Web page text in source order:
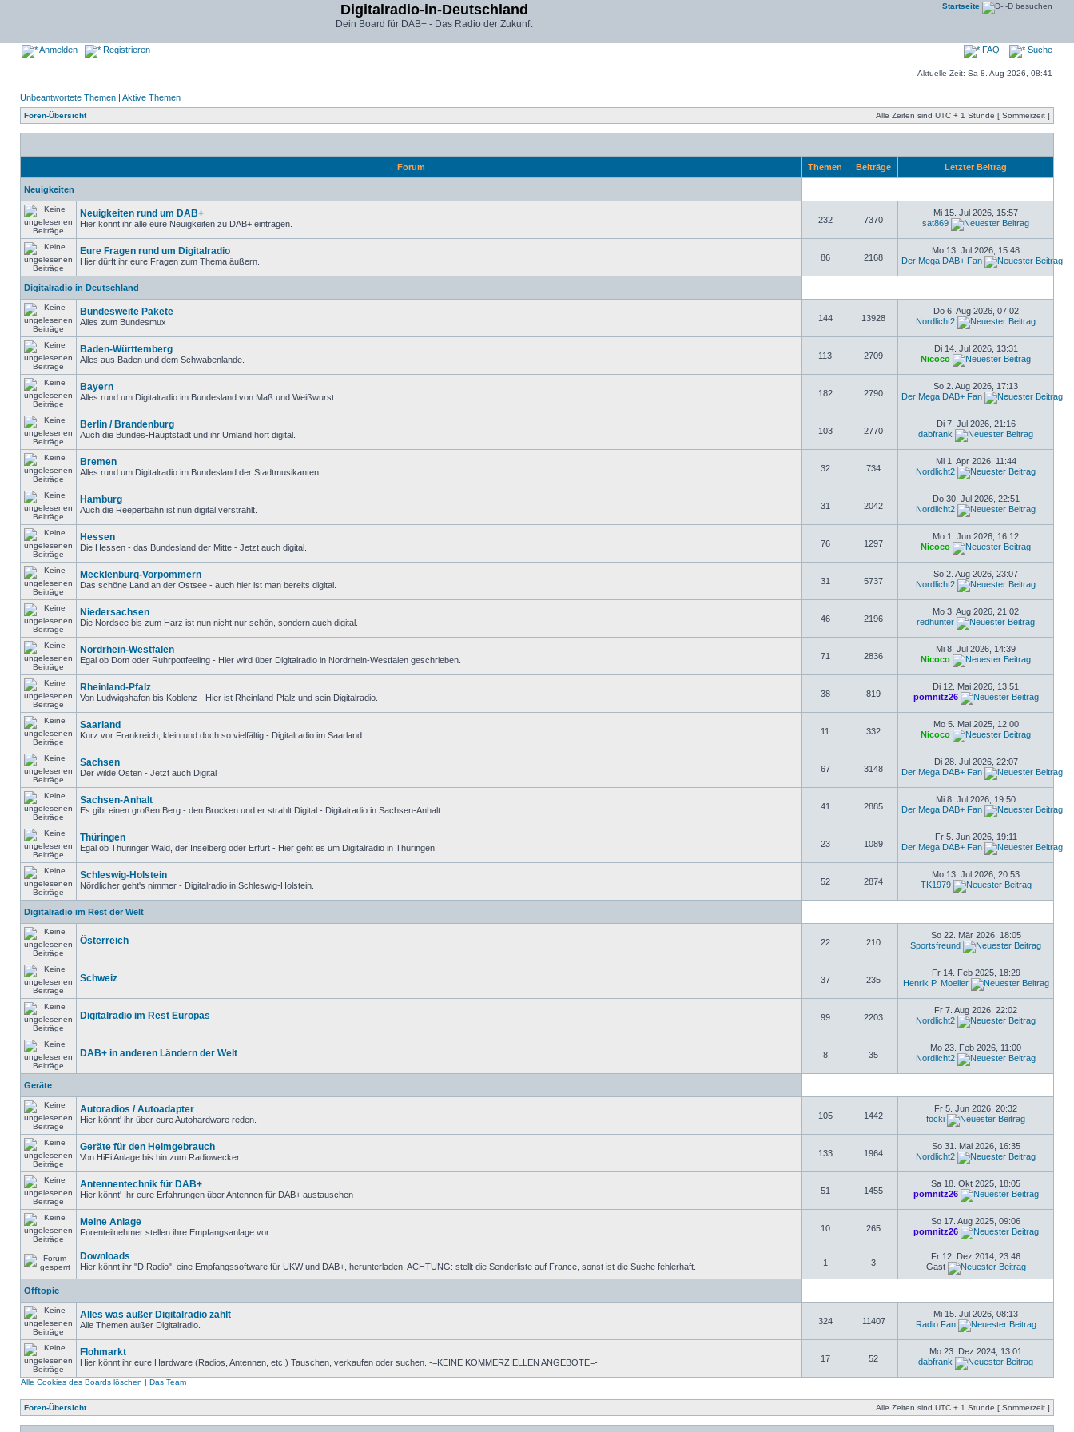
Digitalradio-in-Deutschland
Dein Board für DAB+ - Das Radio der Zukunft
Startseite
Anmelden Registrieren FAQ Suche
Aktuelle Zeit: Sa 8. Aug 2026, 08:41
Unbeantwortete Themen | Aktive Themen
Foren-Übersicht Alle Zeiten sind UTC + 1 Stunde [ Sommerzeit ]
Forum Themen Beiträge Letzter Beitrag
Neuigkeiten
Neuigkeiten rund um DAB+
Hier könnt ihr alle eure Neuigkeiten zu DAB+ eintragen. 232 7370
Mi 15. Jul 2026, 15:57
sat869
Eure Fragen rund um Digitalradio
Hier dürft ihr eure Fragen zum Thema äußern. 86 2168
Mo 13. Jul 2026, 15:48
Der Mega DAB+ Fan
Digitalradio in Deutschland
Bundesweite Pakete
Alles zum Bundesmux 144 13928
Do 6. Aug 2026, 07:02
Nordlicht2
Baden-Württemberg
Alles aus Baden und dem Schwabenlande. 113 2709
Di 14. Jul 2026, 13:31
Nicoco
Bayern
Alles rund um Digitalradio im Bundesland von Maß und Weißwurst 182 2790
So 2. Aug 2026, 17:13
Der Mega DAB+ Fan
Berlin / Brandenburg
Auch die Bundes-Hauptstadt und ihr Umland hört digital. 103 2770
Di 7. Jul 2026, 21:16
dabfrank
Bremen
Alles rund um Digitalradio im Bundesland der Stadtmusikanten. 32 734
Mi 1. Apr 2026, 11:44
Nordlicht2
Hamburg
Auch die Reeperbahn ist nun digital verstrahlt. 31 2042
Do 30. Jul 2026, 22:51
Nordlicht2
Hessen
Die Hessen - das Bundesland der Mitte - Jetzt auch digital. 76 1297
Mo 1. Jun 2026, 16:12
Nicoco
Mecklenburg-Vorpommern
Das schöne Land an der Ostsee - auch hier ist man bereits digital. 31 5737
So 2. Aug 2026, 23:07
Nordlicht2
Niedersachsen
Die Nordsee bis zum Harz ist nun nicht nur schön, sondern auch digital. 46 2196
Mo 3. Aug 2026, 21:02
redhunter
Nordrhein-Westfalen
Egal ob Dom oder Ruhrpottfeeling - Hier wird über Digitalradio in Nordrhein-Westfalen geschrieben. 71 2836
Mi 8. Jul 2026, 14:39
Nicoco
Rheinland-Pfalz
Von Ludwigshafen bis Koblenz - Hier ist Rheinland-Pfalz und sein Digitalradio. 38 819
Di 12. Mai 2026, 13:51
pomnitz26
Saarland
Kurz vor Frankreich, klein und doch so vielfältig - Digitalradio im Saarland. 11 332
Mo 5. Mai 2025, 12:00
Nicoco
Sachsen
Der wilde Osten - Jetzt auch Digital 67 3148
Di 28. Jul 2026, 22:07
Der Mega DAB+ Fan
Sachsen-Anhalt
Es gibt einen großen Berg - den Brocken und er strahlt Digital - Digitalradio in Sachsen-Anhalt. 41 2885
Mi 8. Jul 2026, 19:50
Der Mega DAB+ Fan
Thüringen
Egal ob Thüringer Wald, der Inselberg oder Erfurt - Hier geht es um Digitalradio in Thüringen. 23 1089
Fr 5. Jun 2026, 19:11
Der Mega DAB+ Fan
Schleswig-Holstein
Nördlicher geht's nimmer - Digitalradio in Schleswig-Holstein. 52 2874
Mo 13. Jul 2026, 20:53
TK1979
Digitalradio im Rest der Welt
Österreich 22 210
So 22. Mär 2026, 18:05
Sportsfreund
Schweiz 37 235
Fr 14. Feb 2025, 18:29
Henrik P. Moeller
Digitalradio im Rest Europas 99 2203
Fr 7. Aug 2026, 22:02
Nordlicht2
DAB+ in anderen Ländern der Welt 8 35
Mo 23. Feb 2026, 11:00
Nordlicht2
Geräte
Autoradios / Autoadapter
Hier könnt' ihr über eure Autohardware reden. 105 1442
Fr 5. Jun 2026, 20:32
focki
Geräte für den Heimgebrauch
Von HiFi Anlage bis hin zum Radiowecker 133 1964
So 31. Mai 2026, 16:35
Nordlicht2
Antennentechnik für DAB+
Hier könnt' Ihr eure Erfahrungen über Antennen für DAB+ austauschen 51 1455
Sa 18. Okt 2025, 18:05
pomnitz26
Meine Anlage
Forenteilnehmer stellen ihre Empfangsanlage vor 10 265
So 17. Aug 2025, 09:06
pomnitz26
Downloads
Hier könnt ihr "D Radio", eine Empfangssoftware für UKW und DAB+, herunterladen. ACHTUNG: stellt die Senderliste auf France, sonst ist die Suche fehlerhaft. 1 3
Fr 12. Dez 2014, 23:46
Gast
Offtopic
Alles was außer Digitalradio zählt
Alle Themen außer Digitalradio. 324 11407
Mi 15. Jul 2026, 08:13
Radio Fan
Flohmarkt
Hier könnt ihr eure Hardware (Radios, Antennen, etc.) Tauschen, verkaufen oder suchen. -=KEINE KOMMERZIELLEN ANGEBOTE=- 17 52
Mo 23. Dez 2024, 13:01
dabfrank
Alle Cookies des Boards löschen | Das Team
Foren-Übersicht Alle Zeiten sind UTC + 1 Stunde [ Sommerzeit ]